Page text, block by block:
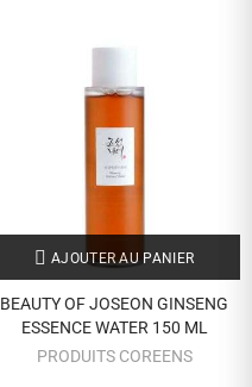
AJOUTER AU PANIER
BEAUTY OF JOSEON GINSENG
ESSENCE WATER 150 ML
PRODUITS COREENS